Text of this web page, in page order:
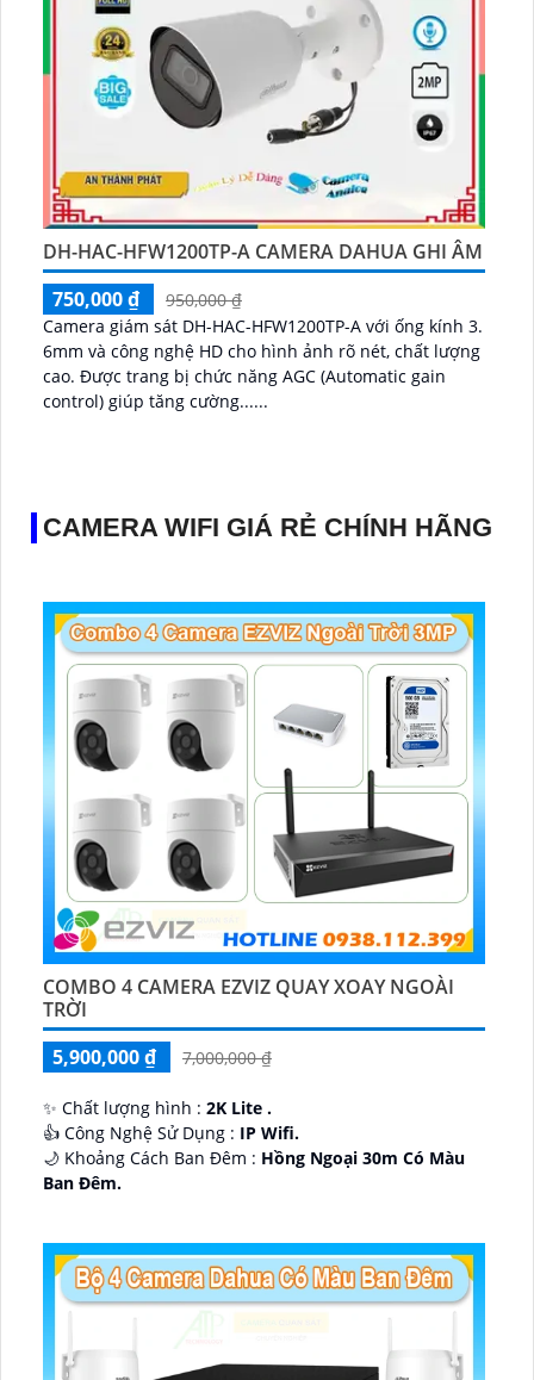
DH-HAC-HFW1200TP-A CAMERA DAHUA GHI ÂM
750,000 ₫
950,000 ₫
Camera giám sát DH-HAC-HFW1200TP-A với ống kính 3.
6mm và công nghệ HD cho hình ảnh rõ nét, chất lượng
cao. Được trang bị chức năng AGC (Automatic gain
control) giúp tăng cường......
CAMERA WIFI GIÁ RẺ CHÍNH HÃNG
COMBO 4 CAMERA EZVIZ QUAY XOAY NGOÀI
TRỜI
5,900,000 ₫
7,000,000 ₫
✨ Chất lượng hình : 2K Lite .
👍 Công Nghệ Sử Dụng : IP Wifi.
🌙 Khoảng Cách Ban Đêm : Hồng Ngoại 30m Có Màu
Ban Ðêm.